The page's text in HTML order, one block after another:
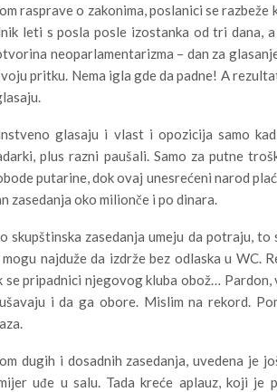
rasprave o zakonima, poslanici se razbeže
leti s posla posle izostanka od tri dana,
neoparlamentarizma – dan za
pritku. Nema igla gde da padne! A
glasaju i vlast i opozicija samo
plus razni paušali. Samo za putne
putarine, dok ovaj unesrećeni narod
zasedanja oko milionče i po dinara.
skupštinska zasedanja umeju da potraju,
najduže da izdrže bez odlaska u WC.
se pripadnici njegovog kluba obož…
i da ga obore. Mislim na rekord.
dugih i dosadnih zasedanja, uvedena je
uđe u salu. Tada kreće aplauz, koji je